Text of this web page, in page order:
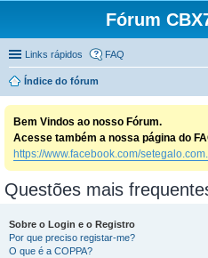
Fórum
Links rápidos FAQ
Índice do fórum
Bem Vindos ao nosso Fórum.
Acesse também a nossa página do
https://www.facebook.com/
Questões mais
Sobre o Login e o Registro
Por que preciso registar-me?
O que é a COPPA?